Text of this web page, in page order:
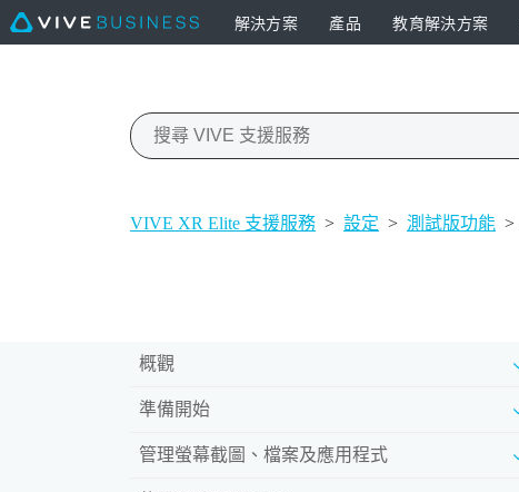
解決方案 產品 教育解決方案
VIVE XR Elite 支援服務 > 設定 > 測試版功能 >
概觀
準備開始
管理螢幕截圖、檔案及應用程式